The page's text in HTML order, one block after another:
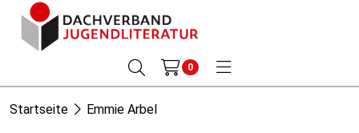
0
Startseite Emmie Arbel